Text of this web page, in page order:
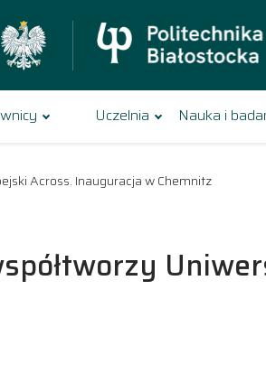
Uczelnia Nauka i
Across. Inauguracja w Chemnitz